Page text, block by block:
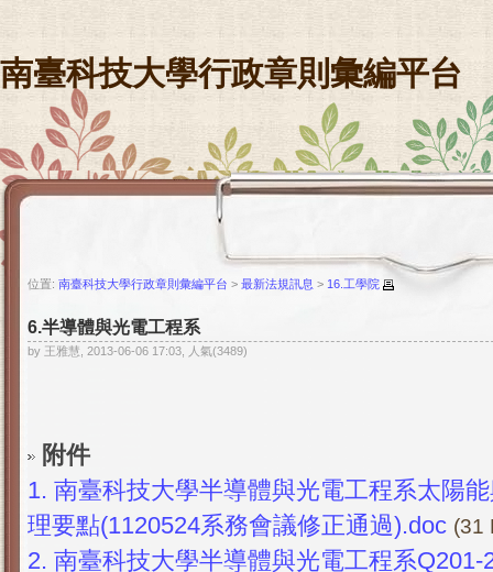
南臺科技大學行政章則彙編平台
位置: 南臺科技大學行政章則彙編平台 > 最新法規訊息 > 16.工學院
6.半導體與光電工程系
by 王雅慧, 2013-06-06 17:03, 人氣(3489)
附件
1. 南臺科技大學半導體與光電工程系太陽
理要點(1120524系務會議修正通過).doc (31
2. 南臺科技大學半導體與光電工程系